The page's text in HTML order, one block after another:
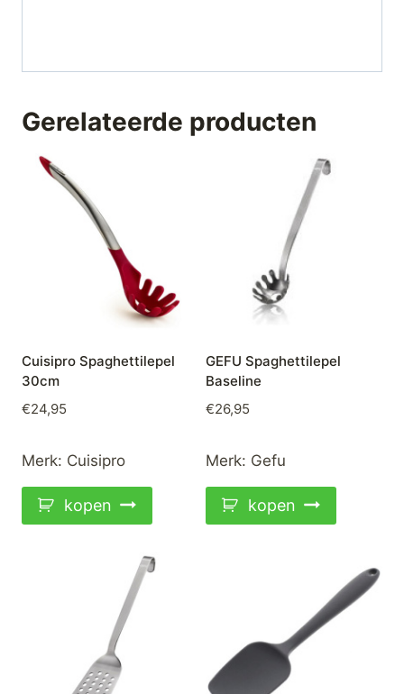
Gerelateerde producten
Cuisipro Spaghettilepel
30cm
€24,95
Merk: Cuisipro
kopen
GEFU Spaghettilepel
Baseline
€26,95
Merk: Gefu
kopen